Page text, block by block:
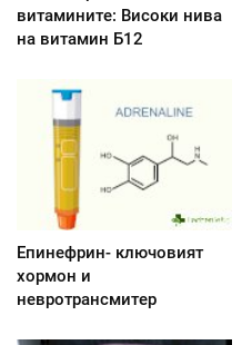
витамините: Високи нива
на витамин Б12
Епинефрин- ключовият
хормон и
невротрансмитер